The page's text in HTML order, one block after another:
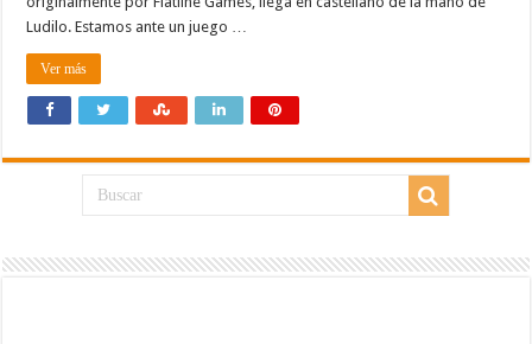
Ludilo. Estamos ante un juego …
Ver más